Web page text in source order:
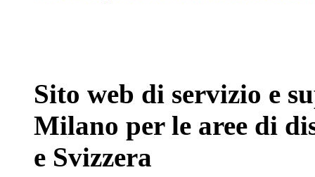
Sito web di servizio e
Milano per le aree di
e Svizzera